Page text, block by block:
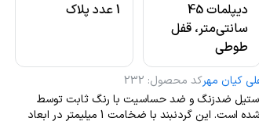
دیپلمات 45
سانتی‌متر، قفل
طوطی
1 عدد پلاک
کیان مهرکد محصول:
232
کد 232 از جنس استیل ضدزنگ و ضد حساسیت با رنگ ثابت توسط
زیورآلات نگار طراحی و ساخته شده است. این گردنبند با ضخامت 1 میلیمتر در ابعاد